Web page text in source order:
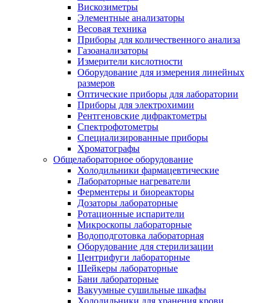
Вискозиметры
Элементные анализаторы
Весовая техника
Приборы для количественного анализа
Газоанализаторы
Измерители кислотности
Оборудование для измерения линейных
размеров
Оптические приборы для лаборатории
Приборы для электрохимии
Рентгеновские дифрактометры
Спектрофотометры
Специализированные приборы
Хроматографы
Общелабораторное оборудование
Холодильники фармацевтические
Лабораторные нагреватели
Ферментеры и биореакторы
Дозаторы лабораторные
Ротационные испарители
Микроскопы лабораторные
Водоподготовка лабораторная
Оборудование для стерилизации
Центрифуги лабораторные
Шейкеры лабораторные
Бани лабораторные
Вакуумные сушильные шкафы
Холодильники для хранения крови